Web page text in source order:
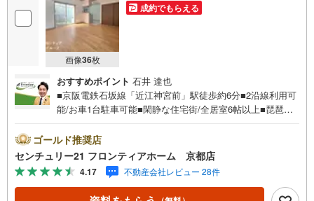
画像36枚
成約でもらえる
おすすめポイント 石井 達也
■京阪電鉄石坂線「近江神宮前」駅徒歩約6分■2沿線利用可
能/お車1台駐車可能■閑静な住宅街/全居室6帖以上■琵琶湖
ッキリ片付きます・2面採光につきお部屋を明るく保つこと
ができます・「花屋敷池の里北」停まで徒歩約2分 立地・
志賀小学校まで徒歩約15分・皇子山中学校まで徒歩約16分
弊社が選ばれる理由 1.お金の扱い方のプロ、ファイナンシ
ャルプランナーが資金計画をサポート！2.買い替えなどに
ゴールド推奨店
センチュリー21 フロンティアホーム 京都店
4.17 不動産会社レビュー 28件